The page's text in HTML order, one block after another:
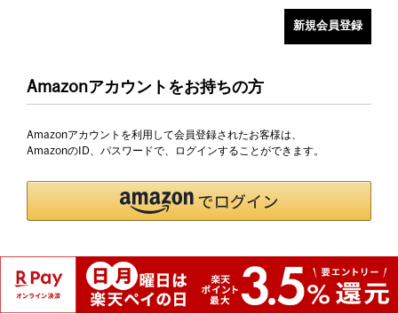
Amazonアカウントをお持ちの方
Amazonアカウントを利用して会員登録されたお客様は、
AmazonのID、パスワードで、ログインすることができます。